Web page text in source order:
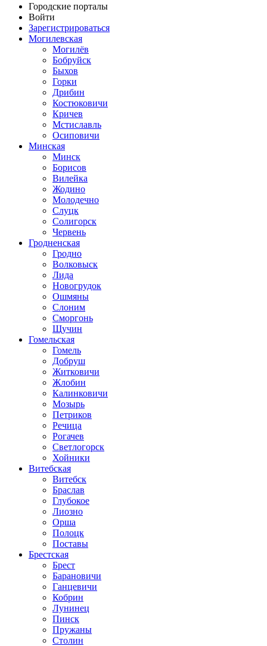
Городские порталы
Войти
Зарегистрироваться
Могилевская
Могилёв
Бобруйск
Быхов
Горки
Дрибин
Костюковичи
Кричев
Мстиславль
Осиповичи
Минская
Минск
Борисов
Вилейка
Жодино
Молодечно
Слуцк
Солигорск
Червень
Гродненская
Гродно
Волковыск
Лида
Новогрудок
Ошмяны
Слоним
Сморгонь
Щучин
Гомельская
Гомель
Добруш
Житковичи
Жлобин
Калинковичи
Мозырь
Петриков
Речица
Рогачев
Светлогорск
Хойники
Витебская
Витебск
Браслав
Глубокое
Лиозно
Орша
Полоцк
Поставы
Брестская
Брест
Барановичи
Ганцевичи
Кобрин
Лунинец
Пинск
Пружаны
Столин